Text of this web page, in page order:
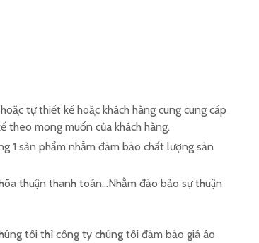
tự thiết kế hoặc khách hàng cung cung cấp
theo mong muốn của khách hàng.
1 sản phẩm nhằm đảm bảo chất lượng sản
thuận thanh toán…Nhằm đảo bảo sự thuận
tôi thì công ty chúng tôi đảm bảo giá áo